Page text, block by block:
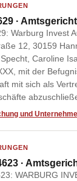
·
Warburg Invest
12, 30159
Caroline
mit der
mit sich als
und
·
WARBURG